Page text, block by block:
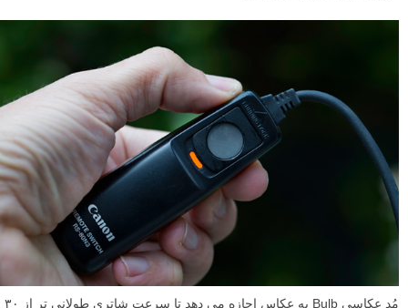
مُد عکاسی Bulb به عکاس اجازه می دهد تا سرعت شاتری طولانی تر از ۳۰